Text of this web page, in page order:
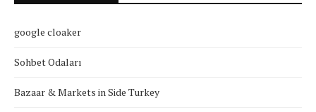
google cloaker
Sohbet Odaları
Bazaar & Markets in Side Turkey